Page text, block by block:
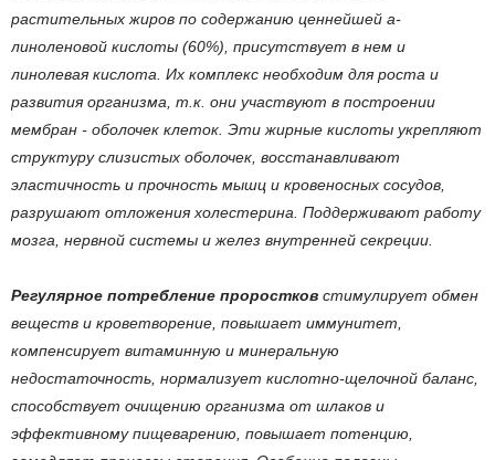
растительных жиров по содержанию ценнейшей a-
линоленовой кислоты (60%), присутствует в нем и
линолевая кислота. Их комплекс необходим для роста и
развития организма, т.к. они участвуют в построении
мембран - оболочек клеток. Эти жирные кислоты укрепляют
структуру слизистых оболочек, восстанавливают
эластичность и прочность мышц и кровеносных сосудов,
разрушают отложения холестерина. Поддерживают работу
мозга, нервной системы и желез внутренней секреции.
Регулярное потребление проростков стимулирует обмен
веществ и кроветворение, повышает иммунитет,
компенсирует витаминную и минеральную
недостаточность, нормализует кислотно-щелочной баланс,
способствует очищению организма от шлаков и
эффективному пищеварению, повышает потенцию,